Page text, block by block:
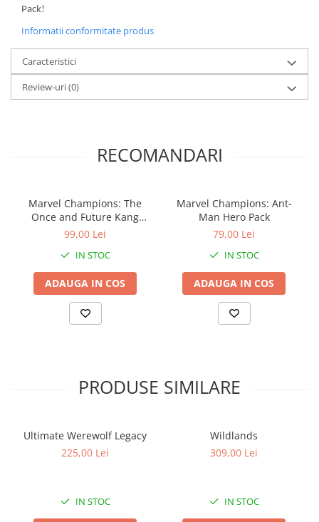
Pack!
Informatii conformitate produs
Caracteristici
Review-uri(0)
RECOMANDARI
Marvel Champions: The
Once and Future Kang
Scenario Pack
99,00 Lei
IN STOC
ADAUGA IN COS
Marvel Champions: Ant-
Man Hero Pack
79,00 Lei
IN STOC
ADAUGA IN COS
PRODUSE SIMILARE
Ultimate Werewolf Legacy
225,00 Lei
IN STOC
Wildlands
309,00 Lei
IN STOC